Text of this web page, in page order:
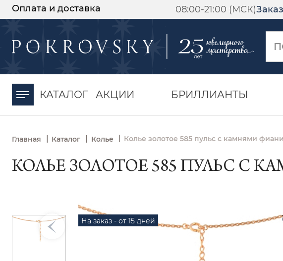
Оплата и доставка 08:00-21:00 (МСК)
КАТАЛОГ АКЦИИ БРИЛЛИАНТЫ
Главная | Каталог | Колье Колье золотое 585 пульс с камнями
КОЛЬЕ ЗОЛОТОЕ 585 ПУЛЬС С
На заказ - от 15 дней
-30%
момента оплаты